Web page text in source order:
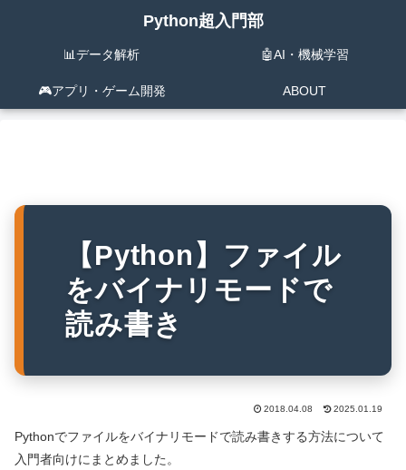
Python超入門部
📊データ解析 🤖AI・機械学習
🎮️アプリ・ゲーム開発 ABOUT
【Python】ファイル
をバイナリモードで
読み書き
2018.04.08 2025.01.19
Pythonでファイルをバイナリモードで読み書きする方法について
入門者向けにまとめました。